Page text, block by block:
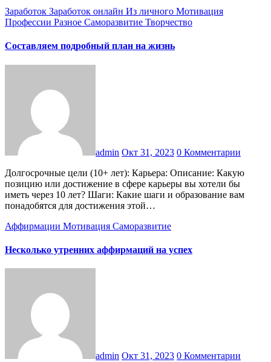
Заработок Заработок онлайн Из личного Мотивация
Профессии Разное Саморазвитие Творчество
Составляем подробный план на жизнь
admin Окт 31, 2023 0 Комментарии
Долгосрочные цели (10+ лет): Карьера: Описание: Какую
позицию или достижение в сфере карьеры вы хотели бы
иметь через 10 лет? Шаги: Какие шаги и образование вам
понадобятся для достижения этой…
Аффирмации Мотивация Саморазвитие
Несколько утренних аффирмаций на успех
admin Окт 31, 2023 0 Комментарии